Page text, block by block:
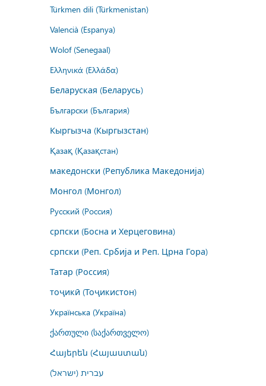
Türkmen dili (Türkmenistan)
Valencià (Espanya)
Wolof (Senegaal)
Ελληνικά (Ελλάδα)
Беларуская (Беларусь)
Български (България)
Кыргызча (Кыргызстан)
Қазақ (Қазақстан)
македонски (Република Македонија)
Монгол (Монгол)
Русский (Россия)
српски (Босна и Херцеговина)
српски (Реп. Србија и Реп. Црна Гора)
Татар (Россия)
тоҷикӣ (Тоҷикистон)
Українська (Україна)
ქართული (საქართველო)
Հայերեն (Հայաստան)
עברית (ישראל)